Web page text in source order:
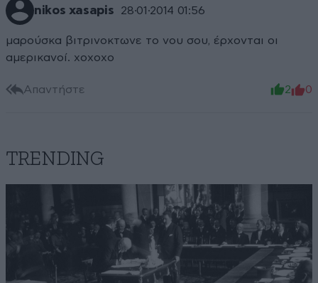
nikos xasapis 28·01·2014 01:56
μαρούσκα βιτρινοκτωνε το νου σου, έρχονται οι
αμερικανοί. xoxoxo
Απαντήστε 2 0
TRENDING